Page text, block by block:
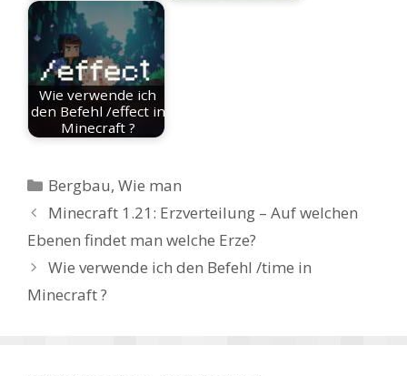
Wie verwende ich
den Befehl /effect in
Minecraft ?
Kategorien
Bergbau,Wie man
Minecraft 1.21: Erzverteilung – Auf welchen
Ebenen findet man welche Erze?
Wie verwende ich den Befehl /time in
Minecraft ?